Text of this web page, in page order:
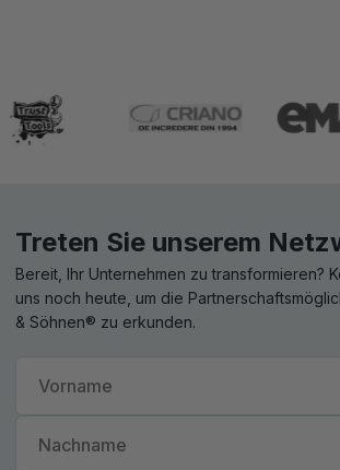
Treten Sie unserem
Bereit, Ihr Unternehmen zu transformieren?
uns noch heute, um die
& Söhnen® zu erkunden.